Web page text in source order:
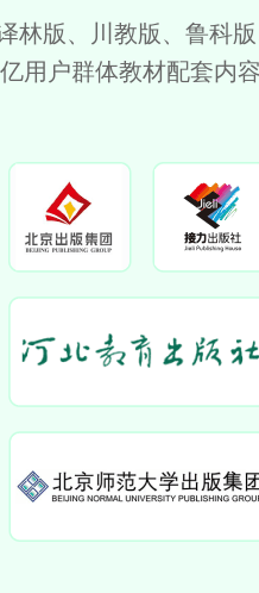
林版、川教版、鲁科
用户群体教材配套内